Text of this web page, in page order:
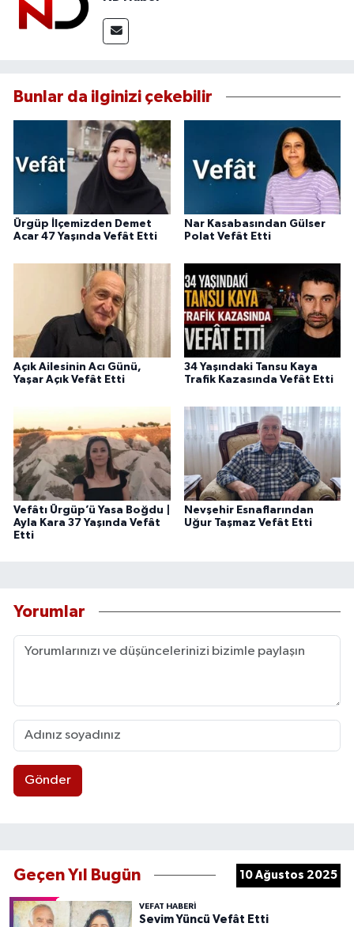
Bunlar da ilginizi çekebilir
Ürgüp İlçemizden Demet
Acar 47 Yaşında Vefât Etti
Nar Kasabasından Gülser
Polat Vefât Etti
Açık Ailesinin Acı Günü,
Yaşar Açık Vefât Etti
34 Yaşındaki Tansu Kaya
Trafik Kazasında Vefât Etti
Vefâtı Ürgüp’ü Yasa Boğdu |
Ayla Kara 37 Yaşında Vefât
Etti
Nevşehir Esnaflarından
Uğur Taşmaz Vefât Etti
Yorumlar
Gönder
Geçen Yıl Bugün 10 Ağustos 2025
VEFAT HABERI
Sevim Yüncü Vefât Etti